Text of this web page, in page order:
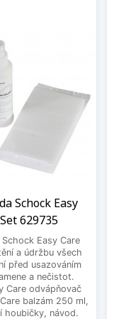
Schock Easy
629735
Easy Care
a údržbu všech
před usazováním
a nečistot.
Care odvápňovač
balzám 250 ml,
houbičky, návod.